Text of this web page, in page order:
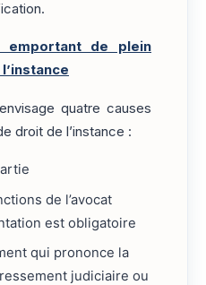
emportant de plein
quatre causes
droit de l’instance :
de l’avocat
est obligatoire
qui prononce la
judiciaire ou